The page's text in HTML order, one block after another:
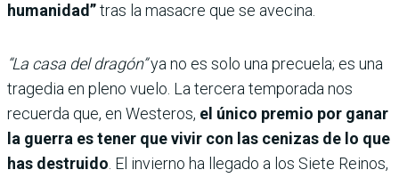
humanidad”tras la masacre que se avecina.
“La casa del dragón”ya no es solo una precuela; es una
tragedia en pleno vuelo. La tercera temporada nos
recuerda que, en Westeros, el único premio por ganar
la guerra es tener que vivir con las cenizas de lo que
has destruido. El invierno ha llegado a los Siete Reinos,